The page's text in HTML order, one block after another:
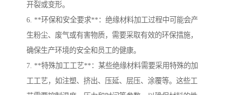
开裂或变形。
6. **环保和安全要求**：绝缘材料加工过程中可能会产
生粉尘、废气或有害物质，需要采取有效的环保措施，
确保生产环境的安全和员工的健康。
7. **特殊加工工艺**：某些绝缘材料需要采用特殊的加
工工艺，如注塑、挤出、压延、层压、涂覆等。这些工